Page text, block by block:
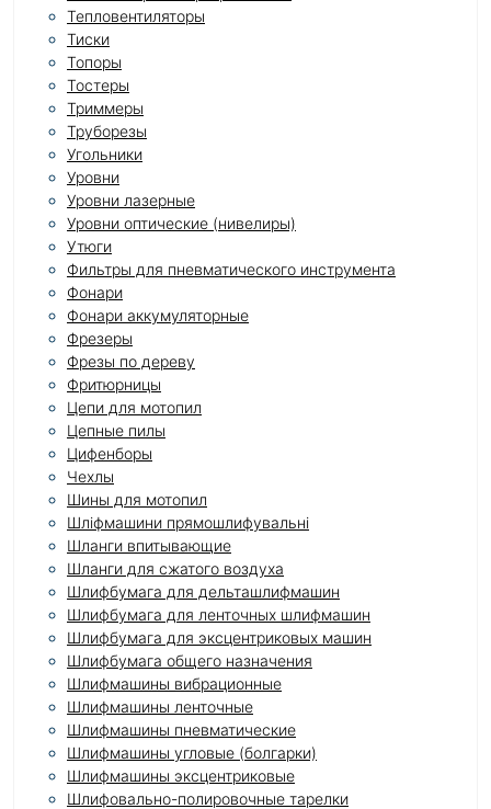
Тепловентиляторы
Тиски
Топоры
Тостеры
Триммеры
Труборезы
Угольники
Уровни
Уровни лазерные
Уровни оптические (нивелиры)
Утюги
Фильтры для пневматического инструмента
Фонари
Фонари аккумуляторные
Фрезеры
Фрезы по дереву
Фритюрницы
Цепи для мотопил
Цепные пилы
Цифенборы
Чехлы
Шины для мотопил
Шліфмашини прямошлифувальні
Шланги впитывающие
Шланги для сжатого воздуха
Шлифбумага для дельташлифмашин
Шлифбумага для ленточных шлифмашин
Шлифбумага для эксцентриковых машин
Шлифбумага общего назначения
Шлифмашины вибрационные
Шлифмашины ленточные
Шлифмашины пневматические
Шлифмашины угловые (болгарки)
Шлифмашины эксцентриковые
Шлифовально-полировочные тарелки